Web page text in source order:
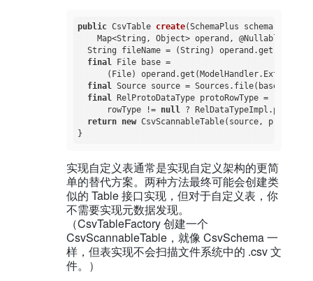
public CsvTable create(SchemaPlus schema,
Map<String, Object> operand, @Nullable
  String fileName = (String) operand.get(
final
File base =
(File)
final
Source source = Sources.file(base,
final
RelProtoDataType protoRowType =
      rowType !=
null
?
return new CsvScannableTable(source,
实现自定义表通常是实现自定义架构的更简
单的替代方案。两种方法最终可能会创建类
似的 Table 接口实现，但对于自定义表，你
不需要实现元数据发现。
（CsvTableFactory 创建一个
CsvScannableTable，就像 CsvSchema 一
样，但表实现不会扫描文件系统中的 .csv 文
件。）